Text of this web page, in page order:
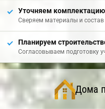
Уточняем комплектацию
Сверяем материалы и состав
Планируем
Согласовываем подготовку
Дома